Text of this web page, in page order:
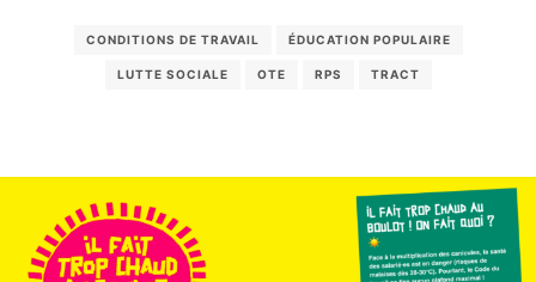
CONDITIONS DE TRAVAIL ÉDUCATION POPULAIRE
LUTTE SOCIALE OTE RPS TRACT